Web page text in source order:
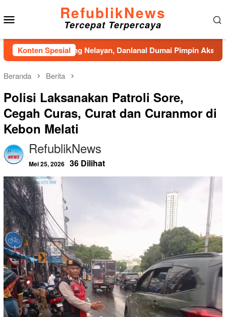
ke
konten
RefublikNews
Tercepat Terpercaya
Konten Spesial
Kampung Nelayan, Danlanal Dumai Pimpin Aksi Bakti Sosial
Beranda Berita
Polisi Laksanakan Patroli Sore,
Cegah Curas, Curat dan Curanmor di
Kebon Melati
RefublikNews
Mei 25, 2026 36 Dilihat